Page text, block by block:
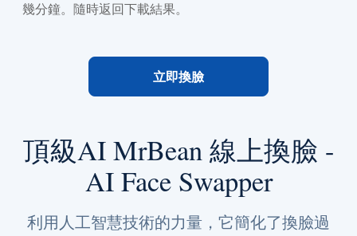
幾分鐘。隨時返回下載結果。
立即換臉
頂級AI MrBean 線上換臉 -
AI Face Swapper
利用人工智慧技術的力量，它簡化了換臉過